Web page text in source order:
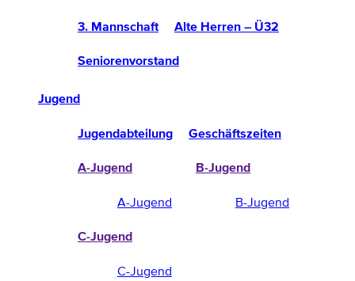
3. Mannschaft Alte Herren – Ü32
Seniorenvorstand
Jugend
Jugendabteilung Geschäftszeiten
A-Jugend
A-Jugend
B-Jugend
B-Jugend
C-Jugend
C-Jugend